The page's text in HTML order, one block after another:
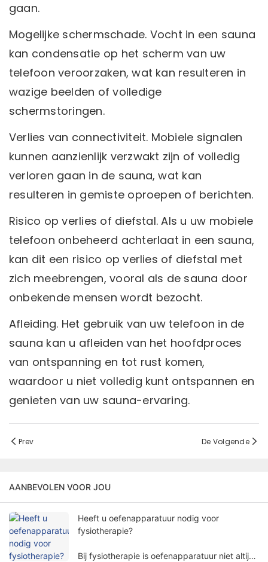
gaan.
Mogelijke schermschade. Vocht in een sauna
kan condensatie op het scherm van uw
telefoon veroorzaken, wat kan resulteren in
wazige beelden of volledige
schermstoringen.
Verlies van connectiviteit. Mobiele signalen
kunnen aanzienlijk verzwakt zijn of volledig
verloren gaan in de sauna, wat kan
resulteren in gemiste oproepen of berichten.
Risico op verlies of diefstal. Als u uw mobiele
telefoon onbeheerd achterlaat in een sauna,
kan dit een risico op verlies of diefstal met
zich meebrengen, vooral als de sauna door
onbekende mensen wordt bezocht.
Afleiding. Het gebruik van uw telefoon in de
sauna kan u afleiden van het hoofdproces
van ontspanning en tot rust komen,
waardoor u niet volledig kunt ontspannen en
genieten van uw sauna-ervaring.
Prev De Volgende
AANBEVOLEN VOOR JOU
Heeft u oefenapparatuur nodig voor
fysiotherapie?
Bij fysiotherapie is oefenapparatuur niet altijd